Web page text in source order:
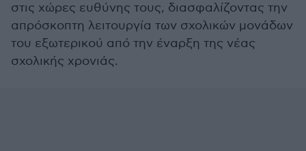
στις χώρες ευθύνης τους, διασφαλίζοντας την
απρόσκοπτη λειτουργία των σχολικών μονάδων
του εξωτερικού από την έναρξη της νέας
σχολικής χρονιάς.